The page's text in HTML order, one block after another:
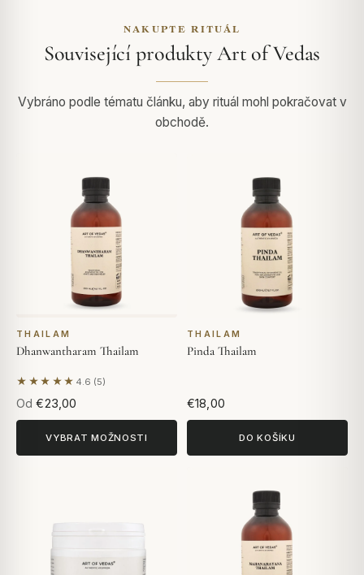
NAKUPTE RITUÁL
Související produkty Art of Vedas
Vybráno podle tématu článku, aby rituál mohl pokračovat v
obchodě.
THAILAM
Dhanwantharam Thailam
★★★★★ 4.6 (5)
Na základě 5 hodnocení
Od €23,00
VYBRAT MOŽNOSTI
THAILAM
Pinda Thailam
€18,00
DO KOŠÍKU